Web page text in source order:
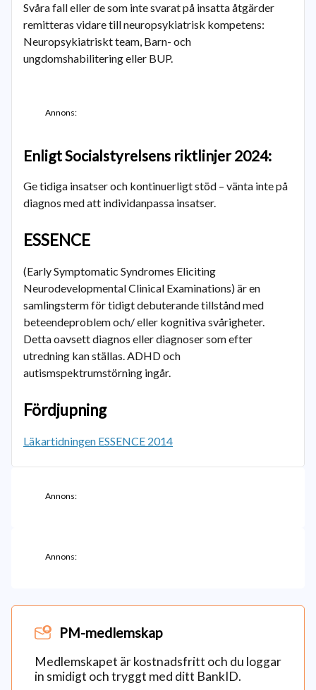
Svåra fall eller de som inte svarat på insatta åtgärder
remitteras vidare till neuropsykiatrisk kompetens:
Neuropsykiatriskt team, Barn- och
ungdomshabilitering eller BUP.
Annons:
Enligt Socialstyrelsens riktlinjer 2024:
Ge tidiga insatser och kontinuerligt stöd – vänta inte på
diagnos med att individanpassa insatser.
ESSENCE
(Early Symptomatic Syndromes Eliciting
Neurodevelopmental Clinical Examinations) är en
samlingsterm för tidigt debuterande tillstånd med
beteendeproblem och/ eller kognitiva svårigheter.
Detta oavsett diagnos eller diagnoser som efter
utredning kan ställas. ADHD och
autismspektrumstörning ingår.
Fördjupning
Läkartidningen ESSENCE 2014
Annons:
Annons:
PM-medlemskap
Medlemskapet är kostnadsfritt och du loggar
in smidigt och tryggt med ditt BankID.